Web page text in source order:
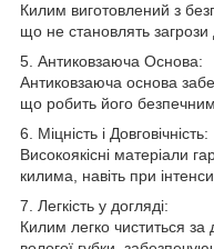
Килим виготовлений з
що не становлять загрози
5. Антиковзаюча Основа:
Антиковзаюча основа
що робить його
6. Міцність і Довговічність:
Високоякісні матеріали
килима, навіть при
7. Легкість у догляді:
Килим легко чиститься